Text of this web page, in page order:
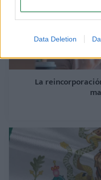
Data Deletion
La